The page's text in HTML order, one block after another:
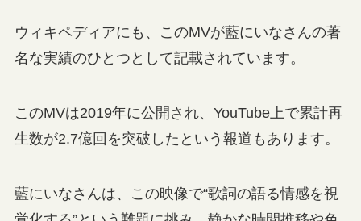
ウィキペディアにも、このMVが藍にいなさんの著
名な実績のひとつとして記載されています。
このMVは2019年に公開され、YouTube上で累計再
生数が2.7億回を突破したという報道もあります。
藍にいなさんは、この映像で“歌詞の語る情感を視